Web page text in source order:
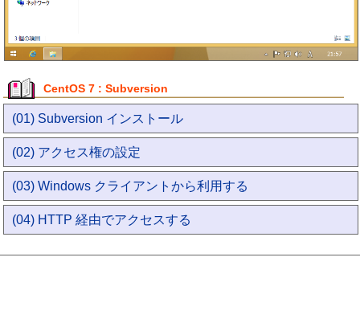
CentOS 7 : Subversion
(01) Subversion インストール
(02) アクセス権の設定
(03) Windows クライアントから利用する
(04) HTTP 経由でアクセスする